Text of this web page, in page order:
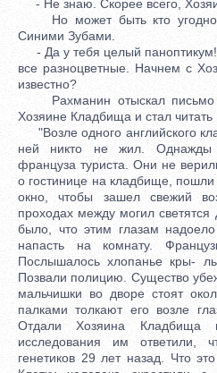
- Не знаю. Скорее всего,
Но может быть кто
Синими Зубами.
- Да у тебя целый паноптикум!
все разноцветные. Начнем с
известно?
Рахманин отыскал письмо
Хозяине Кладбища и стал читать
"Возле одного английского
ней никто не жил. Однажды
француза туриста. Они не
о гостинице на кладбище,
окно, чтобы зашел свежий
проходах между могил
было, что этим глазам
напасть на комнату.
Послышалось хлопанье кры-
Позвали полицию. Существо
мальчишки во дворе стоят
палками толкают его возле
Отдали Хозяина Кладбища
исследования им ответили,
генетиков 29 лет назад. Что